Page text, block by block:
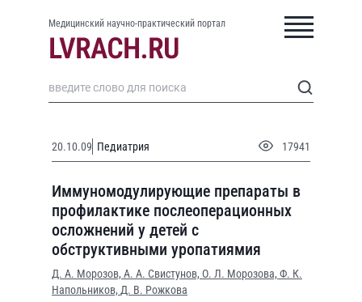
Медицинский научно-практический портал
20.10.09 Педиатрия 17941
Иммуномодулирующие препараты в
профилактике послеоперационных
осложнений у детей с
обструктивными уропатиямия
Д. А. Морозов, А. А. Свистунов, О. Л. Морозова, Ф. К.
Напольников, Д. В. Рожкова